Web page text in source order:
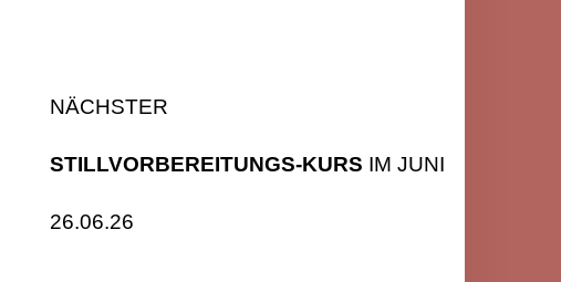
NÄCHSTER
STILLVORBEREITUNGS-KURS IM JUNI
26.06.26